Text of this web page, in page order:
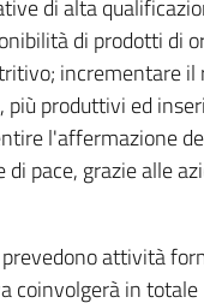
di alta
di prodotti di
incrementare
produttivi ed
l'affermazione
pace, grazie alle
attività
coinvolgerà in